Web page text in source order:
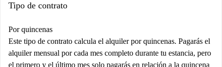
Tipo de contrato
Por quincenas
Este tipo de contrato calcula el alquiler por quincenas. Pagarás el
alquiler mensual por cada mes completo durante tu estancia, pero
el primero y el último mes solo pagarás en relación a la quincena